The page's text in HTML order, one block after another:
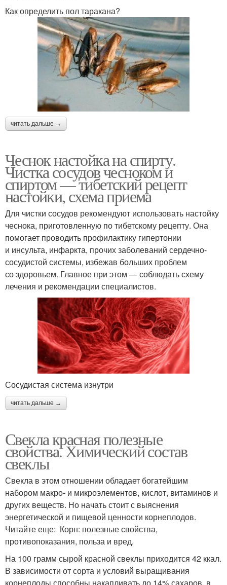
Как определить пол таракана?
читать дальше →
Чеснок настойка на спирту.
Чистка сосудов чесноком и
спиртом — тибетский рецепт
настойки, схема приема
Для чистки сосудов рекомендуют использовать настойку
чеснока, приготовленную по тибетскому рецепту. Она
помогает проводить профилактику гипертонии
и инсульта, инфаркта, прочих заболеваний сердечно-
сосудистой системы, избежав больших проблем
со здоровьем. Главное при этом — соблюдать схему
лечения и рекомендации специалистов.
Сосудистая система изнутри
читать дальше →
Свекла красная полезные
свойства. Химический состав
свеклы
Свекла в этом отношении обладает богатейшим
набором макро- и микроэлементов, кислот, витаминов и
других веществ. Но начать стоит с выяснения
энергетической и пищевой ценности корнеплодов.
Читайте еще: Корн: полезные свойства,
противопоказания, польза и вред.
На 100 грамм сырой красной свеклы приходится 42 ккал.
В зависимости от сорта и условий выращивания
корнеплоды способны накапливать до 14% сахаров, в